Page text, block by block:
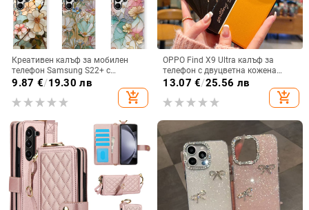
Креативен калъф за мобилен
телефон Samsung S22+ с
остъклено цвете, защита от
падане, Ultra Film Case за Apple
13
9.87 €/19.30 лв
add_shopping_cart
OPPO Find X9 Ultra калъф за
телефон с двуцветна кожена
текстура и флуоресцентни линии,
13.07 €/25.56 лв
add_shopping_cart